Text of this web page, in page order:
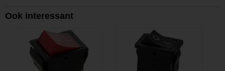
Ook interessant